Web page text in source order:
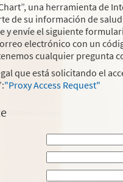
una herramienta de
de su información de
y envíe el siguiente
electrónico con un
cualquier pregunta
que está solicitando el
"Proxy Access Request"